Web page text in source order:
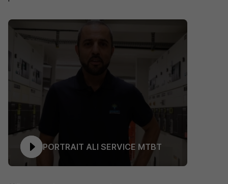
PORTRAIT ALI SERVICE MTBT